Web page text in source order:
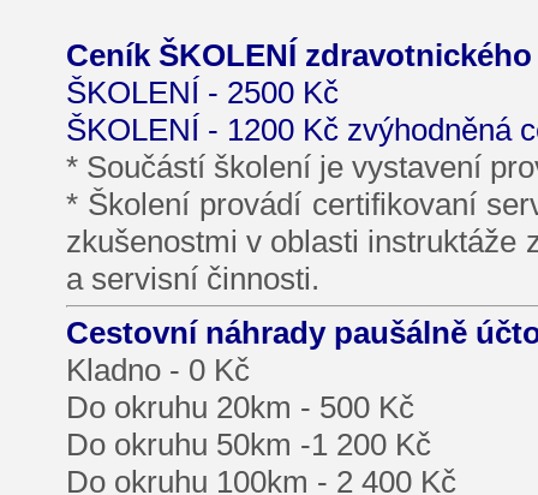
Ceník ŠKOLENÍ
ŠKOLENÍ - 2500 Kč
ŠKOLENÍ - 1200 Kč zvýhodněná
* Součástí školení je vystavení
* Školení provádí certifikovaní
zkušenostmi v oblasti instruktáže
a servisní činnosti.
Cestovní náhrady paušálně
Kladno - 0 Kč
Do okruhu 20km - 500 Kč
Do okruhu 50km -1 200 Kč
Do okruhu 100km - 2 400 Kč